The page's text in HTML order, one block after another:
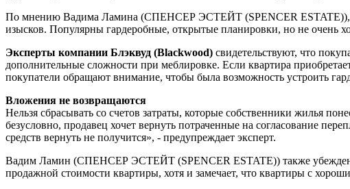
По мнению Вадима Ламина (СПЕНСЕР ЭСТЕЙТ (SPENCER ESTATE)),
изысков. Популярны гардеробные, открытые планировки, но не очень
Эксперты компании Блэквуд (Blackwood) свидетельствуют, что
дополнительные сложности при меблировке. Если квартира
покупатели обращают внимание, чтобы была возможность устроить
Вложения не возвращаются
Нельзя сбрасывать со счетов затраты, которые собственники жилья
безусловно, продавец хочет вернуть потраченные на согласование
средств вернуть не получится», - предупреждает эксперт.
Вадим Ламин (СПЕНСЕР ЭСТЕЙТ (SPENCER ESTATE)) также убежден
продажной стоимости квартиры, хотя и замечает, что квартиры с